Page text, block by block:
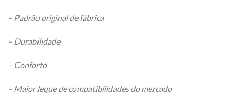
– Padrão original de fábrica
– Durabilidade
– Conforto
– Maior leque de compatibilidades do mercado